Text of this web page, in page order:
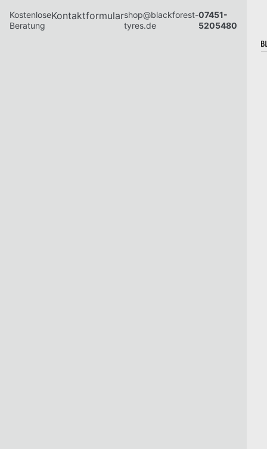
Kostenlose
Beratung
Kontaktformularshop@blackforest-
tyres.de
07451-
5205480